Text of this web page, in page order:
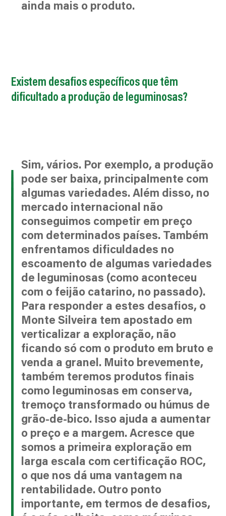
ainda mais o produto.
Existem desafios específicos que têm
dificultado a produção de leguminosas?
Sim, vários. Por exemplo, a produção
pode ser baixa, principalmente com
algumas variedades. Além disso, no
mercado internacional não
conseguimos competir em preço
com determinados países. Também
enfrentamos dificuldades no
escoamento de algumas variedades
de leguminosas (como aconteceu
com o feijão catarino, no passado).
Para responder a estes desafios, o
Monte Silveira tem apostado em
verticalizar a exploração, não
ficando só com o produto em bruto e
venda a granel. Muito brevemente,
também teremos produtos finais
como leguminosas em conserva,
tremoço transformado ou húmus de
grão-de-bico. Isso ajuda a aumentar
o preço e a margem. Acresce que
somos a primeira exploração em
larga escala com certificação ROC,
o que nos dá uma vantagem na
rentabilidade. Outro ponto
importante, em termos de desafios,